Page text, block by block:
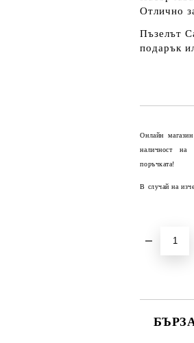
Отлично
Пъзелът
подарък
Онлайн
наличност на
поръчката!
В случай на